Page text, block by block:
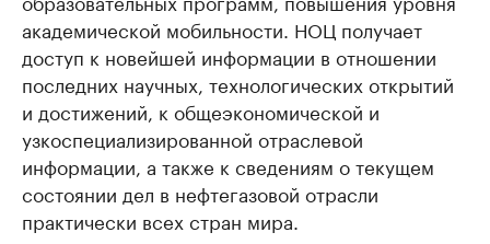
академической мобильности. НОЦ получает
доступ к новейшей информации в отношении
последних научных, технологических открытий
и достижений, к общеэкономической и
узкоспециализированной отраслевой
информации, а также к сведениям о текущем
состоянии дел в нефтегазовой отрасли
практически всех стран мира.